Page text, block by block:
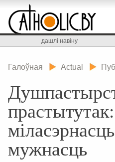
дашлі навіну
Галоўная Actual
прастытутак:
мужнасць